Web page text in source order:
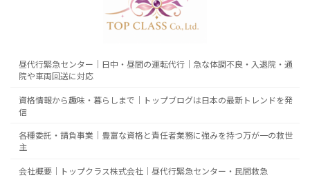
昼代行緊急センター｜日中・昼間の運転代行｜急な体調不良・入退院・通
院や車両回送に対応
資格情報から趣味・暮らしまで｜トップブログは日本の最新トレンドを発
信
各種委託・請負事業｜豊富な資格と責任者業務に強みを持つ万が一の救世
主
会社概要｜トップクラス株式会社｜昼代行緊急センター・民間救急